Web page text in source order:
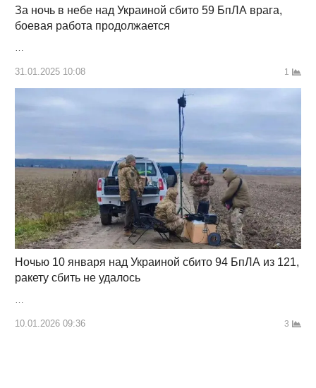
За ночь в небе над Украиной сбито 59 БпЛА врага,
боевая работа продолжается
…
31.01.2025 10:08 1
Ночью 10 января над Украиной сбито 94 БпЛА из 121,
ракету сбить не удалось
…
10.01.2026 09:36 3